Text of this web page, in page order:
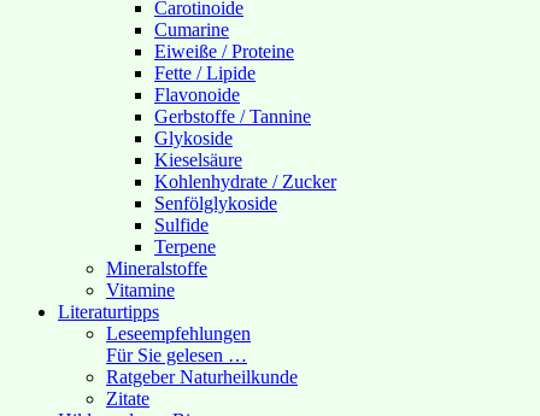
Carotinoide
Cumarine
Eiweiße / Proteine
Fette / Lipide
Flavonoide
Gerbstoffe / Tannine
Glykoside
Kieselsäure
Kohlenhydrate / Zucker
Senfölglykoside
Sulfide
Terpene
Mineralstoffe
Vitamine
Literaturtipps
Leseempfehlungen
Für Sie gelesen …
Ratgeber Naturheilkunde
Zitate